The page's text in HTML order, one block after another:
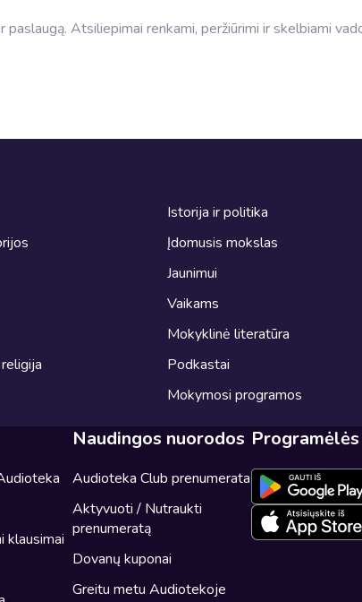
Atsiliepimai renkami, peržiūrimi ir skelbiami
Istorija ir politika
Įdomusis mokslas
Jaunimui
Vaikams
Mokyklinė literatūra
Podkastai
Mokymosi programos
klausimai
Naudingos nuorodos
Audioteka Club prenumerata
Aktyvuoti / Nutraukti
prenumeratą
Dovanų kuponai
Greitu metu Audiotekoje
Programėlės